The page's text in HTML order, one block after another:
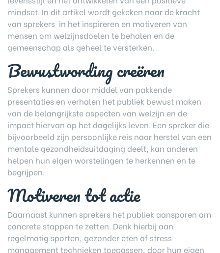
mindset. In dit artikel wordt gekeken naar de kracht
van sprekers in het inspireren en motiveren van
mensen om welzijnsdoelen te behalen en de
gemeenschap als geheel te versterken.
Bewustwording creëren
Sprekers kunnen door middel van pakkende
presentaties en verhalen het publiek bewust maken
van de belangrijkste aspecten van welzijn en de
impact hiervan op het dagelijks leven. Een spreker die
bijvoorbeeld zijn persoonlijke reis naar herstel van een
mentale gezondheidsuitdaging deelt, kan anderen
helpen hun eigen worstelingen te herkennen en te
begrijpen.
Motiveren tot actie
Daarnaast kunnen sprekers het publiek aansporen om
concrete stappen te zetten. Denk hierbij aan
regelmatig sporten, gezonder eten of stress
management technieken toepassen, door hun eigen